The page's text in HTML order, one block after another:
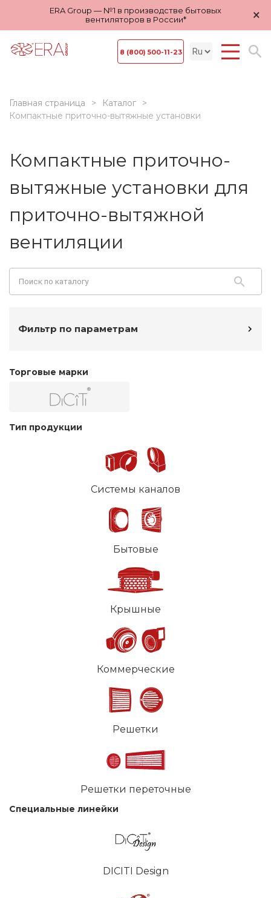
ERA Group — №1 в производстве бытовых
вентиляторов в России*
×
8 (800) 500-11-23
Главная страница
Каталог
Компактные приточно-вытяжные установки
Компактные приточно-
вытяжные установки для
приточно-вытяжной
вентиляции
Фильтр по параметрам
Торговые марки
Тип продукции
Системы каналов
Бытовые
Крышные
Коммерческие
Решетки
Решетки переточные
Специальные линейки
DICITI Design